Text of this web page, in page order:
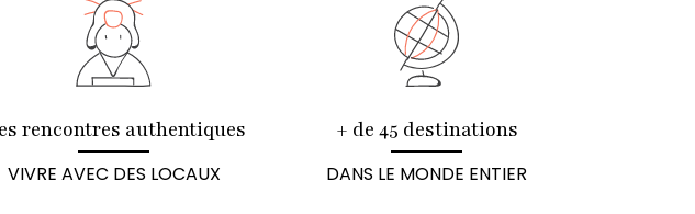
rencontres authentiques
VIVRE AVEC DES LOCAUX
+ de 45 destinations
DANS LE MONDE ENTIER